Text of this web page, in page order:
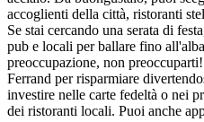
accoglienti della città, ristoranti
Se stai cercando una serata di
pub e locali per ballare fino
preoccupazione, non
Ferrand per risparmiare
investire nelle carte fedeltà o nei
dei ristoranti locali. Puoi anche